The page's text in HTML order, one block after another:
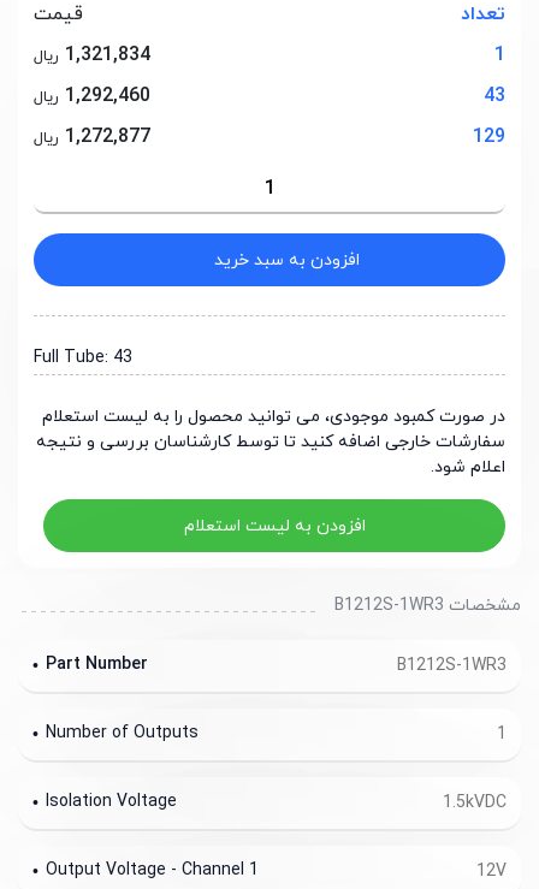
تعداد
قیمت
1
1,321,834 ریال
43
1,292,460 ریال
129
1,272,877 ریال
افزودن به سبد خرید
Full Tube: 43
در صورت کمبود موجودی، می توانید محصول را به لیست استعلام
سفارشات خارجی اضافه کنید تا توسط کارشناسان بررسی و نتیجه
اعلام شود.
افزودن به لیست استعلام
مشخصات B1212S-1WR3
B1212S-1WR3
Part Number
1
Number of Outputs
1.5kVDC
Isolation Voltage
12V
Output Voltage - Channel 1